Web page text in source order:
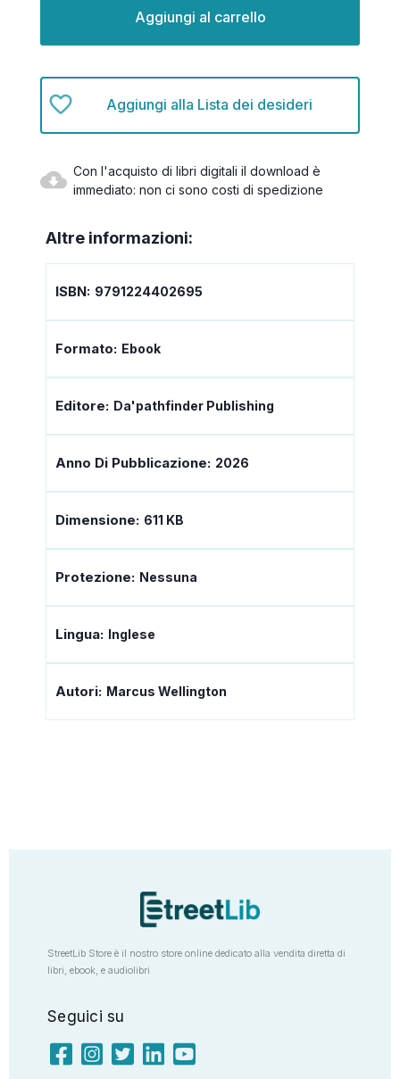
Aggiungi alla Lista dei desideri
Con l'acquisto di libri digitali il download è
immediato: non ci sono costi di spedizione
Altre informazioni:
ISBN: 9791224402695
Formato: Ebook
Editore: Da'pathfinder Publishing
Anno Di Pubblicazione: 2026
Dimensione: 611 KB
Protezione: Nessuna
Lingua: Inglese
Autori: Marcus Wellington
StreetLib Store è il nostro store online dedicato alla vendita diretta di
libri, ebook, e audiolibri
Seguici su